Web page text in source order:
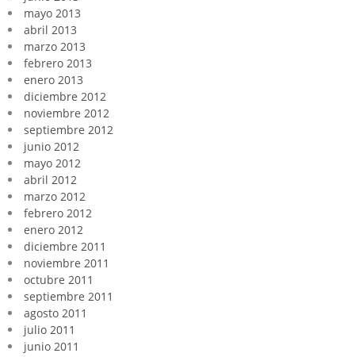
mayo 2013
abril 2013
marzo 2013
febrero 2013
enero 2013
diciembre 2012
noviembre 2012
septiembre 2012
junio 2012
mayo 2012
abril 2012
marzo 2012
febrero 2012
enero 2012
diciembre 2011
noviembre 2011
octubre 2011
septiembre 2011
agosto 2011
julio 2011
junio 2011